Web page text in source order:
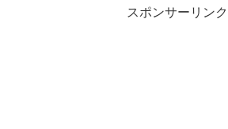
スポンサーリンク